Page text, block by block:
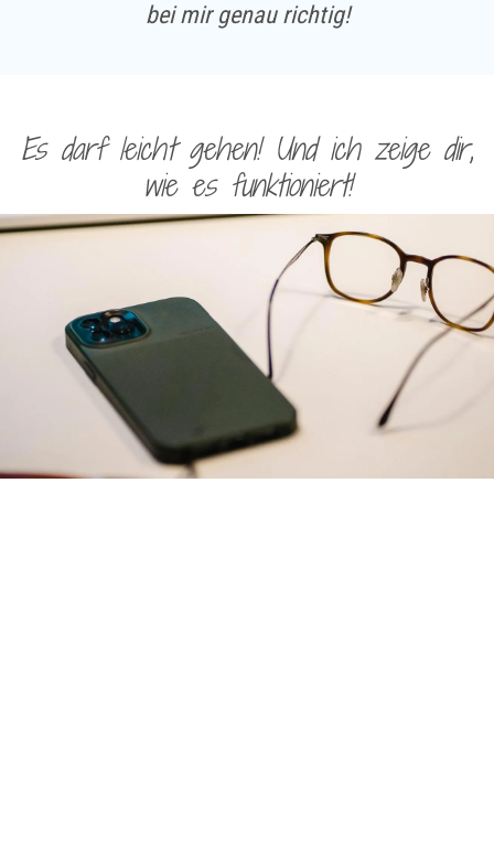
bei mir genau richtig!
Es darf leicht gehen! Und ich zeige dir,
wie es funktioniert!